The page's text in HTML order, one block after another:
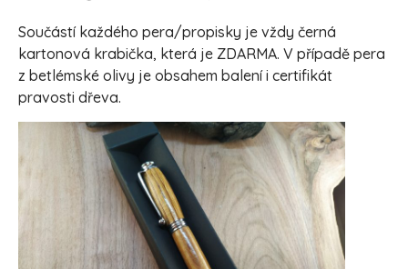
Součástí každého pera/propisky je vždy černá
kartonová krabička, která je ZDARMA. V případě pera
z betlémské olivy je obsahem balení i certifikát
pravosti dřeva.